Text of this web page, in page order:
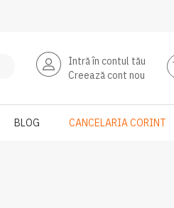
Intră în contul tău
Creează cont nou
BLOG CANCELARIA CORINT